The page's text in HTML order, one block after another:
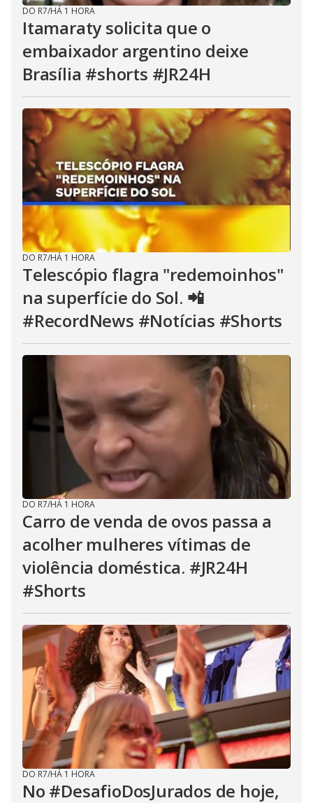
DO R7/HÁ 1 HORA
Itamaraty solicita que o
embaixador argentino deixe
Brasília #shorts #JR24H
DO R7/HÁ 1 HORA
Telescópio flagra "redemoinhos"
na superfície do Sol. 📲
#RecordNews #Notícias #Shorts
DO R7/HÁ 1 HORA
Carro de venda de ovos passa a
acolher mulheres vítimas de
violência doméstica. #JR24H
#Shorts
DO R7/HÁ 1 HORA
No #DesafioDosJurados de hoje,